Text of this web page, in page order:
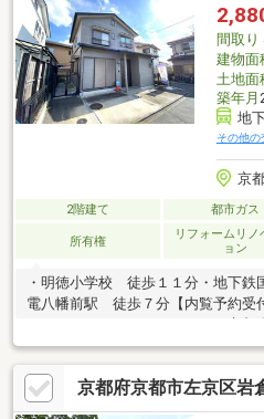
間取り
建物面
土地面
築年月
地
その他の
京
2階建て 都市ガス
所有権
リフォームリノ
ョン
・明徳小学校 徒歩１１分・地下
電八幡前駅 徒歩７分【内覧予約受
０【左京区専門店】 左京区に強い
ト京都左京店が、左京区専門の
左京区でお探しの方専用のサイト
いる方の多くが、こちらも併せてチ
京都府京都市左京区岩